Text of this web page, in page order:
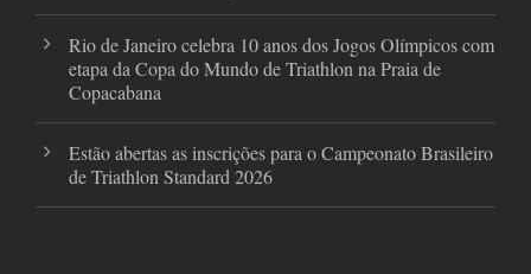
Rio de Janeiro celebra 10 anos dos Jogos Olímpicos com
etapa da Copa do Mundo de Triathlon na Praia de
Copacabana
Estão abertas as inscrições para o Campeonato Brasileiro
de Triathlon Standard 2026